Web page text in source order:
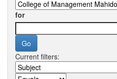
for
Current filters: